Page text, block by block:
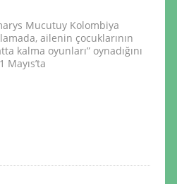
Mucutuy Kolombiya
ailenin çocuklarının
kalma oyunları” oynadığını
Mayıs’ta